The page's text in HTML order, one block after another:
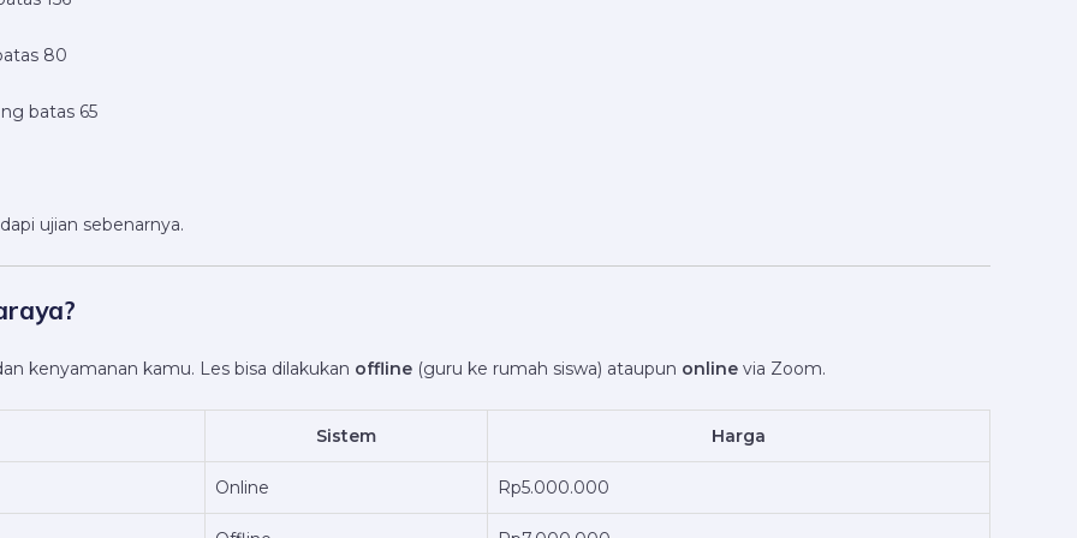
80
batas 65
ujian sebenarnya.
kenyamanan kamu. Les bisa dilakukan offline (guru ke rumah siswa) ataupun online via Zoom.
Sistem Harga
Online Rp5.000.000